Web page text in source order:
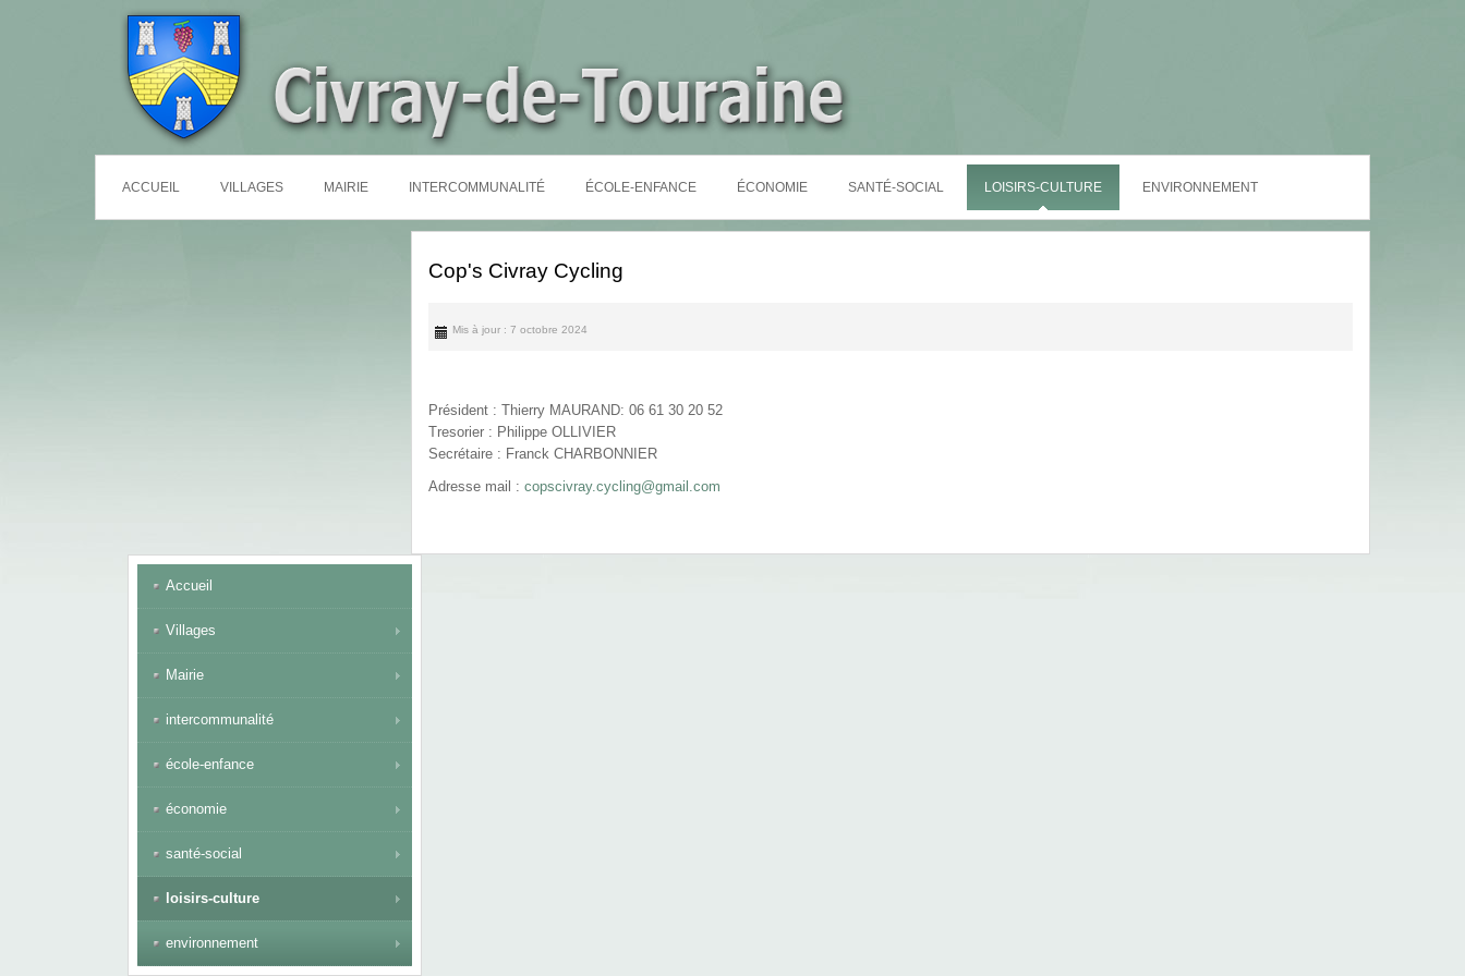
ACCUEIL VILLAGES MAIRIE INTERCOMMUNALITÉ ÉCOLE-ENFANCE ÉCONOMIE SANTÉ-SOCIAL LOISIRS-CULTURE ENVIRONNEMENT
Cop's Civray Cycling
Mis à jour : 7 octobre 2024
Président : Thierry MAURAND: 06 61 30 20 52
Tresorier : Philippe OLLIVIER
Secrétaire : Franck CHARBONNIER
Adresse mail : copscivray.cycling@gmail.com
Accueil
Villages
Mairie
intercommunalité
école-enfance
économie
santé-social
loisirs-culture
environnement